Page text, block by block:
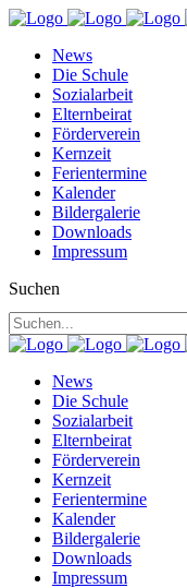
News
Die Schule
Sozialarbeit
Elternbeirat
Förderverein
Kernzeit
Ferientermine
Kalender
Bildergalerie
Downloads
Impressum
Suchen
News
Die Schule
Sozialarbeit
Elternbeirat
Förderverein
Kernzeit
Ferientermine
Kalender
Bildergalerie
Downloads
Impressum